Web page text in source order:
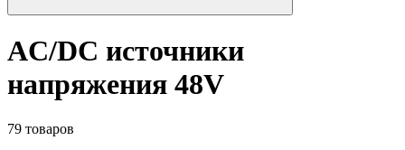
AC/DC источники
напряжения 48V
79 товаров